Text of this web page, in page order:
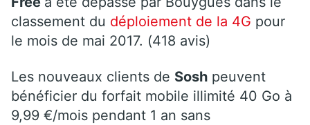
classement du déploiement de la 4G pour
le mois de mai 2017. (418 avis)
Les nouveaux clients de Sosh peuvent
bénéficier du forfait mobile illimité 40 Go à
9,99 €/mois pendant 1 an sans